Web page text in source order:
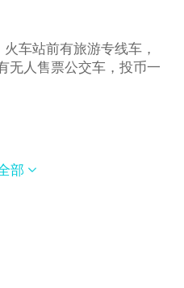
车站前有旅游专线车，
无人售票公交车，投币一
部 